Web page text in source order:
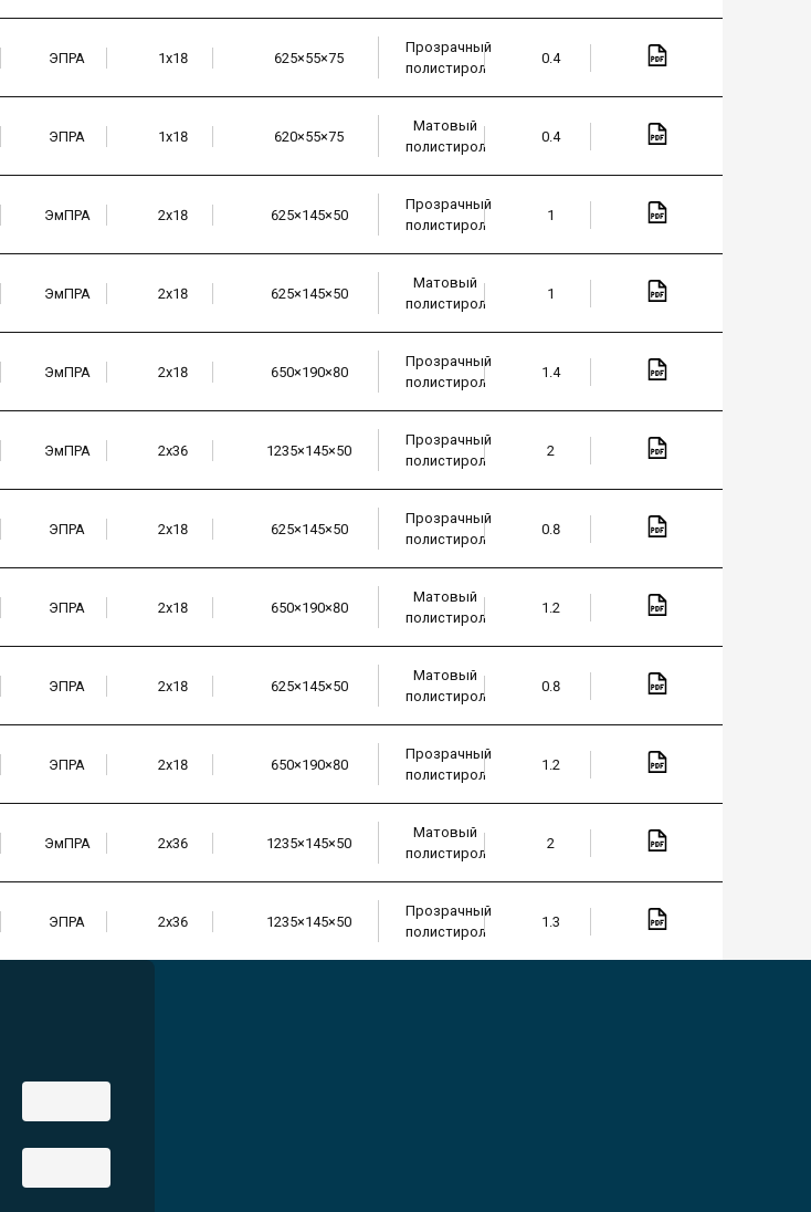
ЭПРА 1х18 625×55×75
Прозрачный
полистирол
0.4
ЭПРА 1х18 620×55×75
Матовый
полистирол
0.4
ЭмПРА 2х18 625×145×50
Прозрачный
полистирол
1
ЭмПРА 2х18 625×145×50
Матовый
полистирол
1
ЭмПРА 2х18 650×190×80
Прозрачный
полистирол
1.4
ЭмПРА 2х36 1235×145×50
Прозрачный
полистирол
2
ЭПРА 2х18 625×145×50
Прозрачный
полистирол
0.8
ЭПРА 2х18 650×190×80
Матовый
полистирол
1.2
ЭПРА 2х18 625×145×50
Матовый
полистирол
0.8
ЭПРА 2х18 650×190×80
Прозрачный
полистирол
1.2
ЭмПРА 2х36 1235×145×50
Матовый
полистирол
2
ЭПРА 2х36 1235×145×50
Прозрачный
полистирол
1.3